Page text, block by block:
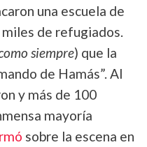
una escuela de
de refugiados.
siempre) que la
de Hamás”. Al
y más de 100
mayoría
sobre la escena en